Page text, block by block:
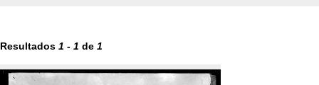
Resultados 1 - 1 de 1